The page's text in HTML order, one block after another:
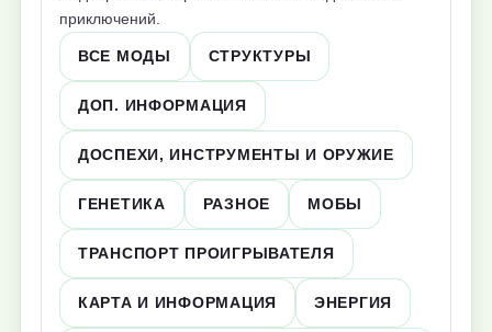
приключений.
ВСЕ МОДЫ СТРУКТУРЫ
ДОП. ИНФОРМАЦИЯ
ДОСПЕХИ, ИНСТРУМЕНТЫ И ОРУЖИЕ
ГЕНЕТИКА РАЗНОЕ МОБЫ
ТРАНСПОРТ ПРОИГРЫВАТЕЛЯ
КАРТА И ИНФОРМАЦИЯ ЭНЕРГИЯ